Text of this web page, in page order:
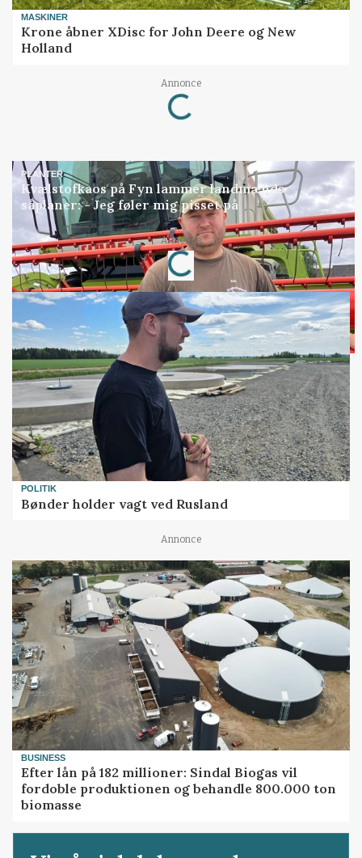
MASKINER
Krone åbner XDisc for John Deere og New
Holland
Annonce
Loading...
PLANTER
Kvælstofkaos på Fyn lammer landmænds
såplaner: - Jeg føler mig pisset på
Annonce
Loading...
POLITIK
Bønder holder vagt ved Rusland
Annonce
BUSINESS
Efter lån på 182 millioner: Sindal Biogas vil
fordoble produktionen og behandle 800.000 ton
biomasse